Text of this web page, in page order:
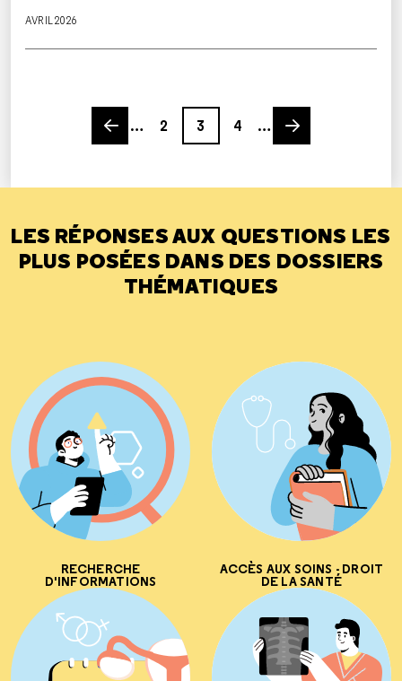
AVRIL 2026
Previous page
…
2
Page
3
4
…
Next page
LES RÉPONSES AUX QUESTIONS LES
PLUS POSÉES DANS DES DOSSIERS
THÉMATIQUES
RECHERCHE
D'INFORMATIONS
ACCÈS AUX SOINS - DROIT
DE LA SANTÉ